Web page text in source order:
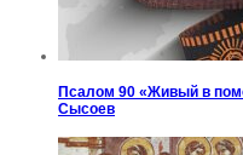
Псалом 90 «Живый в
Сысоев